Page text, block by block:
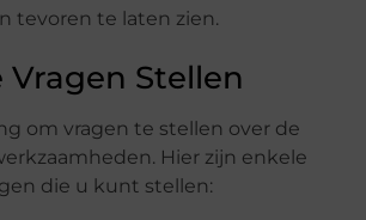
tevoren te laten zien.
Vragen Stellen
om vragen te stellen over de
Hier zijn enkele
die u kunt stellen: